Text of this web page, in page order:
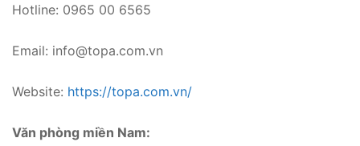
Hotline: 0965 00 6565
Email: info@topa.com.vn
Website: https://topa.com.vn/
Văn phòng miền Nam: